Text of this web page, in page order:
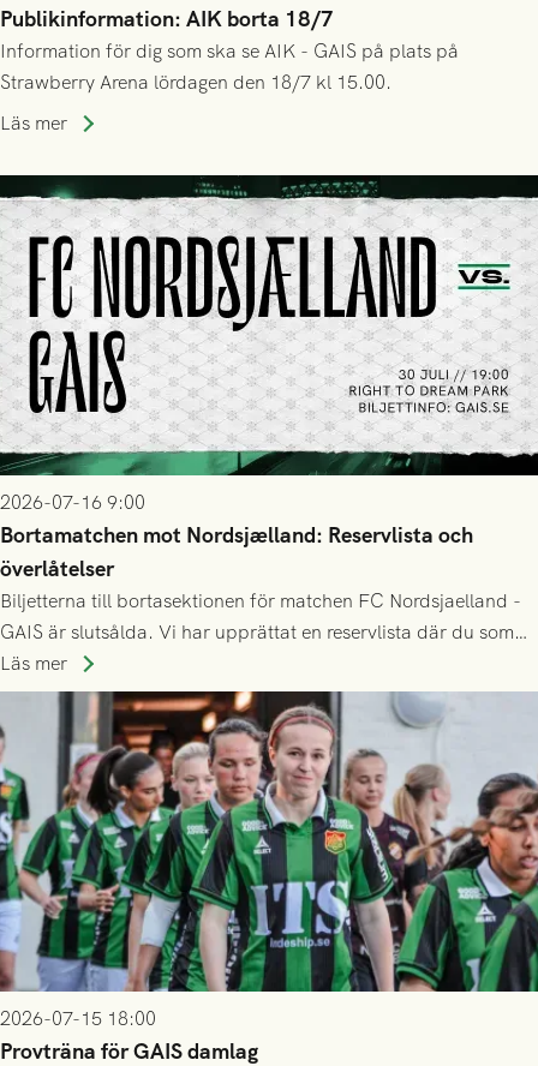
Publikinformation: AIK borta 18/7
Information för dig som ska se AIK - GAIS på plats på
Strawberry Arena lördagen den 18/7 kl 15.00.
Läs mer
2026-07-16 9:00
Bortamatchen mot Nordsjælland: Reservlista och
överlåtelser
Biljetterna till bortasektionen för matchen FC Nordsjaelland -
GAIS är slutsålda. Vi har upprättat en reservlista där du som
ännu inte har någon biljett kan anmäla ditt intresse. Du kan
inte själv överlåta din biljett till någon annan.
Läs mer
2026-07-15 18:00
Provträna för GAIS damlag